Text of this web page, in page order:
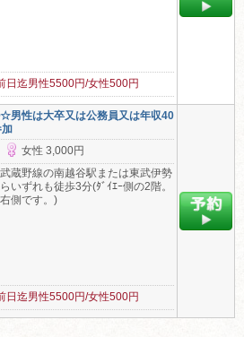
日迄男性5500円/女性500円
男性は大卒又は公務員又は年収40
女性 3,000円
蔵野線の南越谷駅または東武伊勢
いずれも徒歩3分(ﾀﾞｲｴｰ側の2階。
側です。)
日迄男性5500円/女性500円